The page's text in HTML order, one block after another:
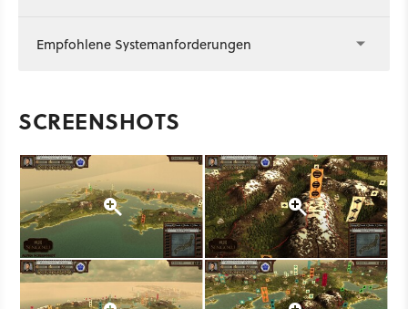
Empfohlene Systemanforderungen
SCREENSHOTS